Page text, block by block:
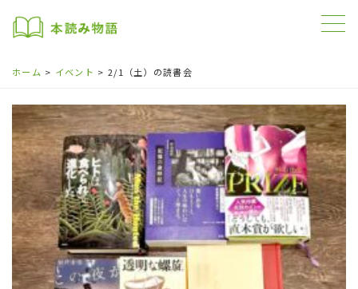
ホーム イベント 2/1（土）の読書会